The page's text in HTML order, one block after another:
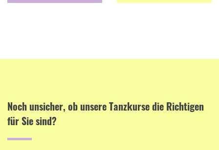
Noch unsicher, ob unsere Tanzkurse die Richtigen
für Sie sind?